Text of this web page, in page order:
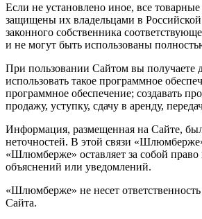
Если не установлено иное, все
защищены их владельцами в
законного собственника
и не могут быть использованы
При пользовании Сайтом вы получаете
использовать такое программное
программное обеспечение; создавать
продажу, уступку, сдачу в аренду,
Информация, размещенная на Сайте,
неточностей. В этой связи
«Шлюмберже» оставляет за собой
объяснений или уведомлений.
«Шлюмберже» не несет
Сайта.